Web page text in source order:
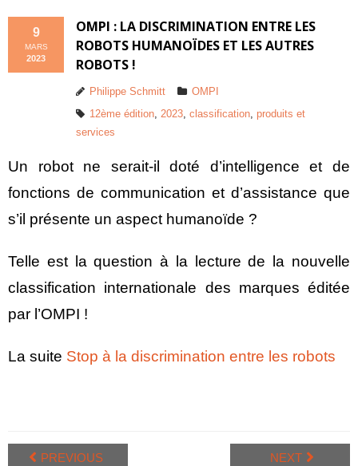
ActualitéOMPI : LA DISCRIMINATION ENTRE LES
ROBOTS HUMANOÏDES ET LES AUTRES
ROBOTS !
9
MARS
2023
Philippe Schmitt
OMPI
12ème édition, 2023, classification, produits et
services
Un robot ne serait-il doté d’intelligence et de
fonctions de communication et d’assistance que
s’il présente un aspect humanoïde ?
Telle est la question à la lecture de la nouvelle
classification internationale des marques éditée
par l’OMPI !
La suite Stop à la discrimination entre les robots
PREVIOUS NEXT